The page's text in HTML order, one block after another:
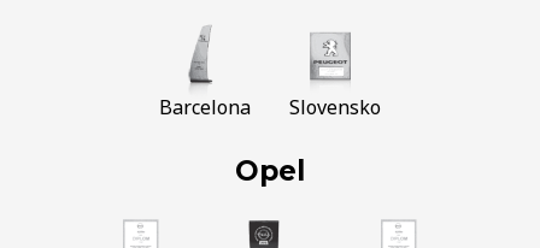
Barcelona Slovensko
Opel